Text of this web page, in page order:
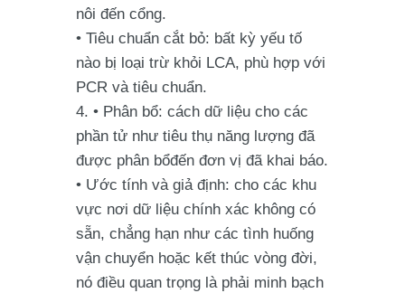
nôi đến cổng.
• Tiêu chuẩn cắt bỏ: bất kỳ yếu tố
nào bị loại trừ khỏi LCA, phù hợp với
PCR và tiêu chuẩn.
• Phân bổ: cách dữ liệu cho các
phần tử như tiêu thụ năng lượng đã
được phân bổđến đơn vị đã khai báo.
• Ước tính và giả định: cho các khu
vực nơi dữ liệu chính xác không có
sẵn, chẳng hạn như các tình huống
vận chuyển hoặc kết thúc vòng đời,
nó điều quan trọng là phải minh bạch